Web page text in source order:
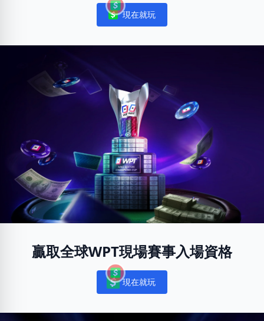
Notifications
現在就玩
贏取全球WPT現場賽事入場資格
Notifications
現在就玩